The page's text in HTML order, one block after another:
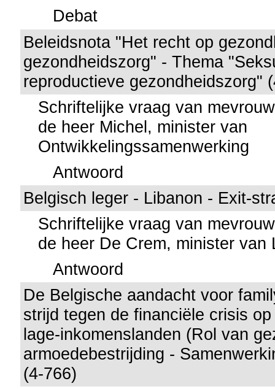
Debat
Beleidsnota "Het recht op
gezondheidszorg" - Thema
reproductieve gezondheidszorg"
Schriftelijke vraag van
de heer Michel, minister van
Ontwikkelingssamenwerking
Antwoord
Belgisch leger - Libanon - Exit-
Schriftelijke vraag van
de heer De Crem, minister van
Antwoord
De Belgische aandacht voor
strijd tegen de financiële crisis
lage-inkomenslanden (Rol van
armoedebestrijding -
(4-766)